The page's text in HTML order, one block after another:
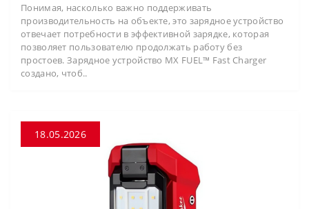
Понимая, насколько важно поддерживать
производительность на объекте, это зарядное устройство
отвечает потребности в эффективной зарядке, которая
позволяет пользователю продолжать работу без
простоев. Зарядное устройство MX FUEL™ Fast Charger
создано, чтоб..
18.05.2026